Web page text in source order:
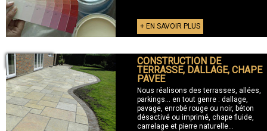
+ EN SAVOIR PLUS
+ TERRASSE CONSTRUCTION DE
TERRASSE, DALLAGE, CHAPE
PAVEE
Nous réalisons des terrasses, allées,
parkings... en tout genre : dallage,
pavage, enrobé rouge ou noir, béton
désactivé ou imprimé, chape fluide,
carrelage et pierre naturelle...